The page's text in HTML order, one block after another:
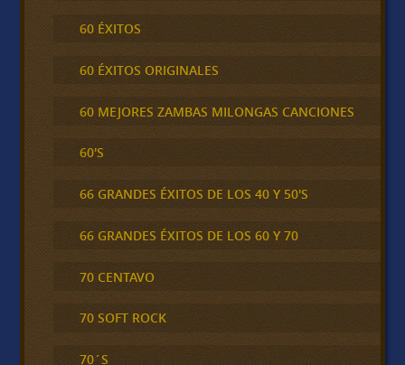
60 ÉXITOS
60 ÉXITOS ORIGINALES
60 MEJORES ZAMBAS MILONGAS CANCIONES
60'S
66 GRANDES ÉXITOS DE LOS 40 Y 50'S
66 GRANDES ÉXITOS DE LOS 60 Y 70
70 CENTAVO
70 SOFT ROCK
70´S